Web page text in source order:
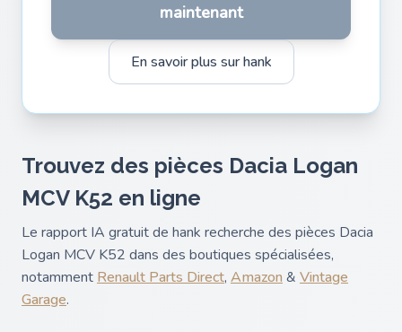
maintenant
En savoir plus sur hank
Trouvez des pièces Dacia Logan
MCV K52 en ligne
Le rapport IA gratuit de hank recherche des pièces Dacia
Logan MCV K52 dans des boutiques spécialisées,
notamment Renault Parts Direct, Amazon & Vintage
Garage.